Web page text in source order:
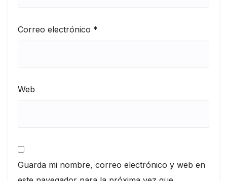
Correo electrónico *
Web
Guarda mi nombre, correo electrónico y web en